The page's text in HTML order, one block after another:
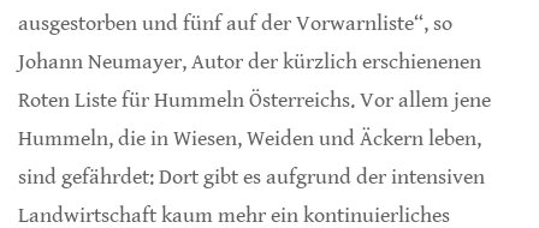
ausgestorben und fünf auf der Vorwarnliste“, so
Johann Neumayer, Autor der kürzlich erschienenen
Roten Liste für Hummeln Österreichs. Vor allem jene
Hummeln, die in Wiesen, Weiden und Äckern leben,
sind gefährdet: Dort gibt es aufgrund der intensiven
Landwirtschaft kaum mehr ein kontinuierliches